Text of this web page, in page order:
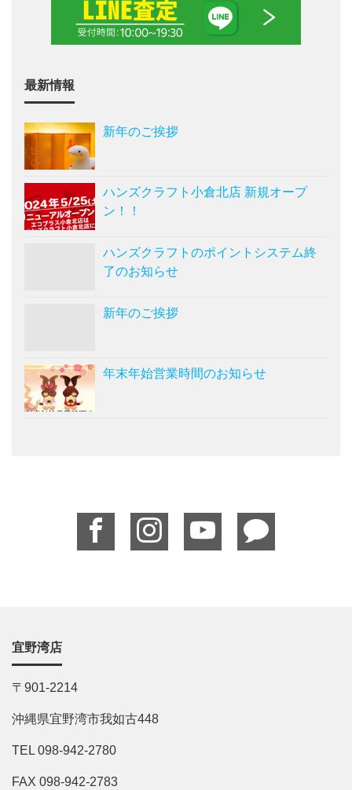
最新情報
新年のご挨拶
ハンズクラフト小倉北店 新規オープ
ン！！
ハンズクラフトのポイントシステム終
了のお知らせ
新年のご挨拶
年末年始営業時間のお知らせ
宜野湾店
〒901-2214
沖縄県宜野湾市我如古448
TEL 098-942-2780
FAX 098-942-2783